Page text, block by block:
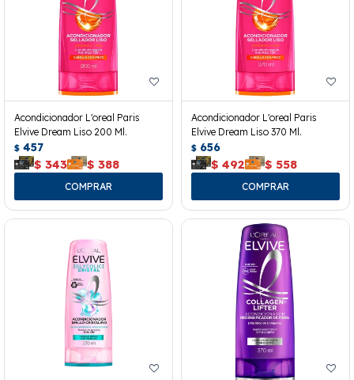
Acondicionador L'oreal Paris
Elvive Dream Liso 200 Ml.
$ 457
$ 343 $ 388
Acondicionador L'oreal Paris
Elvive Dream Liso 370 Ml.
$ 656
$ 492 $ 558